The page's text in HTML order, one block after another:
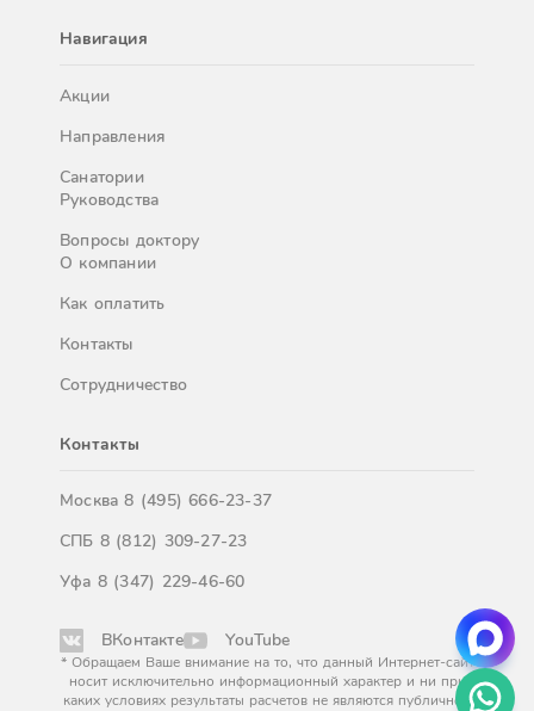
Навигация
Акции
Направления
Санатории
Руководства
Вопросы доктору
О компании
Как оплатить
Контакты
Сотрудничество
Контакты
Москва8 (495) 666-23-37
СПБ 8 (812) 309-27-23
Уфа 8 (347) 229-46-60
ВКонтакте YouTube
* Обращаем Ваше внимание на то, что данный Интернет-сайт
носит исключительно информационный характер и ни при
каких условиях результаты расчетов не являются публичной